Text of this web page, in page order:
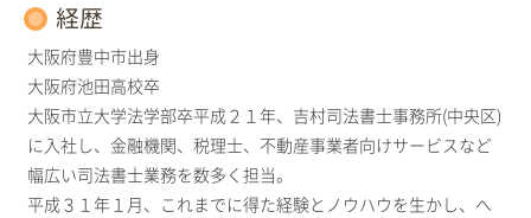
経歴
大阪府豊中市出身
大阪府池田高校卒
大阪市立大学法学部卒平成２１年、吉村司法書士事務所(中央区)
に入社し、金融機関、税理士、不動産事業者向けサービスなど
幅広い司法書士業務を数多く担当。
平成３１年１月、これまでに得た経験とノウハウを生かし、へ